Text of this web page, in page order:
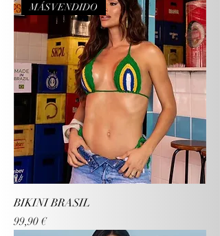
MÁS VENDIDO
BIKINI BRASIL
Precio
99,90 €